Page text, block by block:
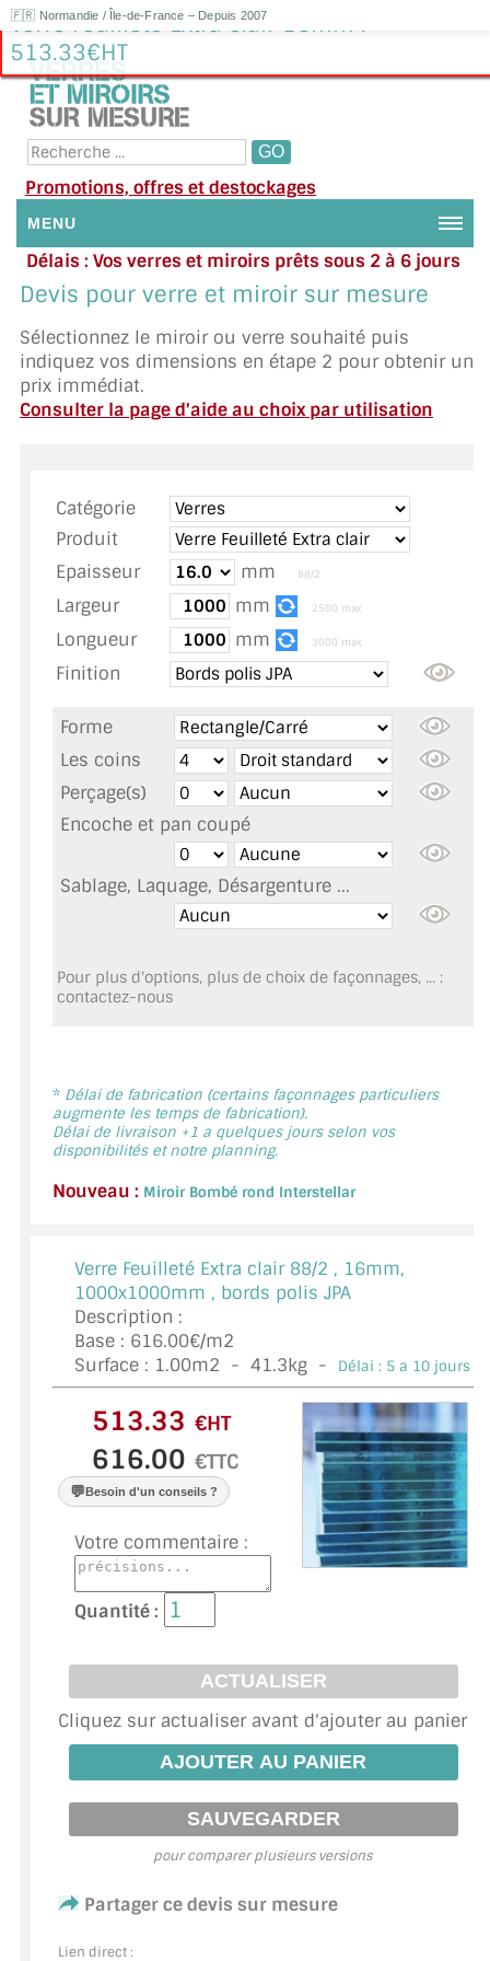
🇫🇷 Normandie / Île-de-France – Depuis 2007
Verre Feuilleté Extra clair 16mm :
513.33€HT
Promotions, offres et destockages
MENU
NOUS CONTACTER
DEMANDE DE DEVIS
SUIVI DE DEVIS
TOUS LES TARIFS AU M2
GUIDE : CHOIX PAR UTILISATION
INSPIRATIONS ET NOUVEAUTÉS
AMBIANCE LAITON BROSSÉ
MIROIR SUR MESURE
MIROIR VIEILLI
MIROIR DÉCORATIF DE COULEUR
LOTS DE MIROIRS EN MOZAÏQUE
MIROIR DE SALLE DE BAIN
MIROIR POUR SALLE DE SPORT
MIROIR POUR SALLE DE DANSE
MIROIR ENCADRÉ
VERRE SUR MESURE
VERRE EXTRACLAIR
PAROI DE DOUCHE
VERRE FEUILLETÉ
VERRE LAQUÉ/CRÉDENCE
VERRE FEUILLETÉ/TREMPÉ
DALLE DE SOL EN VERRE
PORTE EN VERRE
GARDE CORPS EN VERRE
VERRIÈRE TYPE ATELIER
VERRES TEXTURÉS
PLEXIGLAS PMMA
Délais : Vos verres et miroirs prêts sous 2 à 6 jours
en moyenne
Besoin d'aide ?
Appelez ou envoyez un SMS au 06 79 92 33 38
Devis pour verre et miroir sur mesure
Sélectionnez le miroir ou verre souhaité puis
indiquez vos dimensions en étape 2 pour obtenir un
prix immédiat.
Consulter la page d'aide au choix par utilisation
Catégorie
Produit
Epaisseur
mm 88/2
Largeur mm 2500 max
Longueur mm 3000 max
Finition
Forme
Les coins
Perçage(s)
Encoche et pan coupé
Sablage, Laquage, Désargenture ...
Pour plus d'options, plus de choix de façonnages, ... :
contactez-nous
* Délai de fabrication (certains façonnages particuliers
augmente les temps de fabrication).
Délai de livraison +1 a quelques jours selon vos
disponibilités et notre planning.
Nouveau : Miroir Bombé rond Interstellar
Verre Feuilleté Extra clair 88/2 , 16mm,
1000x1000mm , bords polis JPA
Description :
Base : 616.00€/m2
Surface : 1.00m2 - 41.3kg - Délai : 5 a 10 jours *
€HT
€TTC
💬Besoin d'un conseils ?
Votre commentaire :
Quantité :
Cliquez sur actualiser avant d'ajouter au panier
pour comparer plusieurs versions
Partager ce devis sur mesure
Lien direct :